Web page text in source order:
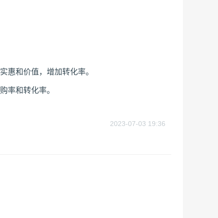
惠和价值，增加转化率。
率和转化率。
2023-07-03 19:36